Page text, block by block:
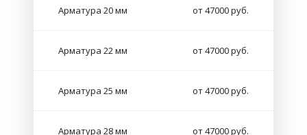
Арматура 20 мм от 47000 руб.
Арматура 22 мм от 47000 руб.
Арматура 25 мм от 47000 руб.
Арматура 28 мм от 47000 руб.